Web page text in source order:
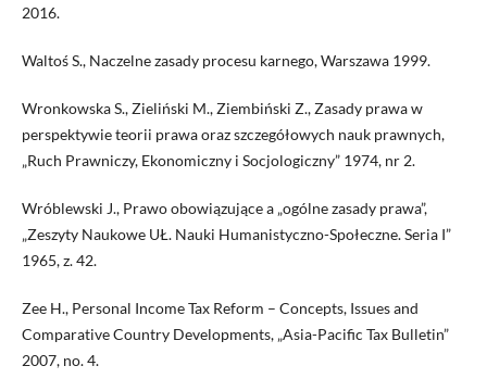
2016.
Waltoś S., Naczelne zasady procesu karnego, Warszawa 1999.
Wronkowska S., Zieliński M., Ziembiński Z., Zasady prawa w
perspektywie teorii prawa oraz szczegółowych nauk prawnych,
„Ruch Prawniczy, Ekonomiczny i Socjologiczny” 1974, nr 2.
Wróblewski J., Prawo obowiązujące a „ogólne zasady prawa”,
„Zeszyty Naukowe UŁ. Nauki Humanistyczno-Społeczne. Seria I”
1965, z. 42.
Zee H., Personal Income Tax Reform – Concepts, Issues and
Comparative Country Developments, „Asia-Pacific Tax Bulletin”
2007, no. 4.